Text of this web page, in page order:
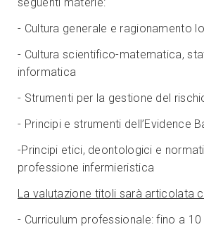
- Cultura generale e ragionamento
- Cultura scientifico-matematica,
informatica
- Strumenti per la gestione del
- Principi e strumenti dell’Evidence
-Principi etici, deontologici e
professione infermieristica
La valutazione titoli sarà articolata
- Curriculum professionale: fino a 10